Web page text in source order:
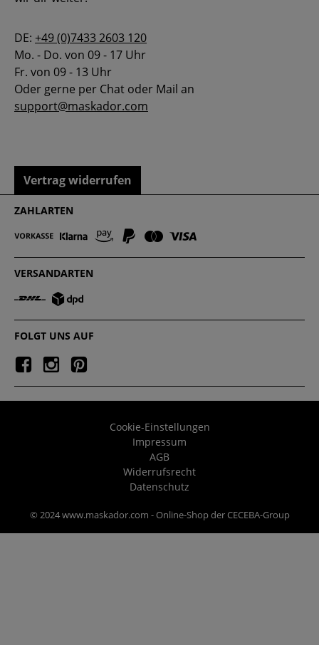
DE: +49 (0)7433 2603 120
Mo. - Do. von 09 - 17 Uhr
Fr. von 09 - 13 Uhr
Oder gerne per Chat oder Mail an
support@maskador.com
Vertrag widerrufen
ZAHLARTEN
VERSANDARTEN
FOLGT UNS AUF
Cookie-Einstellungen
Impressum
AGB
Widerrufsrecht
Datenschutz
© 2024 www.maskador.com - Online-Shop der CECEBA-Group